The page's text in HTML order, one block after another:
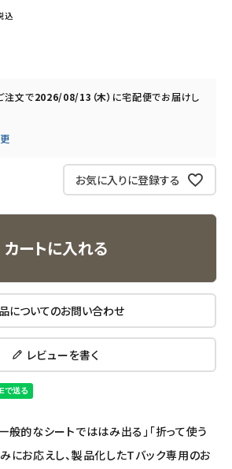
すめ
person 会員登録
込
注文で2026/08/13（木） に宅配便でお届けし
お気に入りに登録する
カートに入れる
についてのお問い合わせ
レビューを書く
般的なシートでははみ出る」「折って使う
にお応えし、製品化したTバック専用のお